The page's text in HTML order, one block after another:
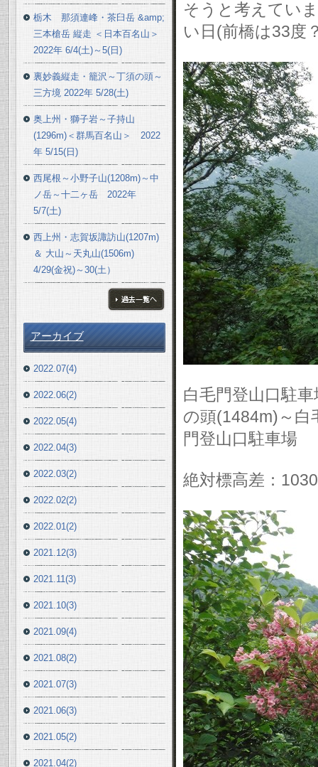
そうと考えてい
い日(前橋は33度
白毛門登山口駐
の頭(1484m)～白
門登山口駐車場
絶対標高差：
栃木 那須連峰・茶臼岳 &amp;
三本槍岳 縦走 ＜日本百名山＞
2022年 6/4(土)～5(日)
裏妙義縦走・籠沢～丁須の頭～
三方境 2022年 5/28(土)
奥上州・獅子岩～子持山
(1296m)＜群馬百名山＞ 2022
年 5/15(日)
西尾根～小野子山(1208m)～中
ノ岳～十二ヶ岳 2022年
5/7(土)
西上州・志賀坂諏訪山(1207m)
＆ 大山～天丸山(1506m)
4/29(金祝)～30(土）
アーカイブ
2022.07(4)
2022.06(2)
2022.05(4)
2022.04(3)
2022.03(2)
2022.02(2)
2022.01(2)
2021.12(3)
2021.11(3)
2021.10(3)
2021.09(4)
2021.08(2)
2021.07(3)
2021.06(3)
2021.05(2)
2021.04(2)